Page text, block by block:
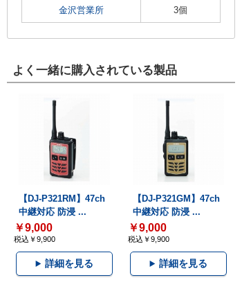
金沢営業所 3個
よく一緒に購入されている製品
【DJ-P321RM】47ch
中継対応 防浸 ...
￥9,000
税込￥9,900
詳細を見る
【DJ-P321GM】47ch
中継対応 防浸 ...
￥9,000
税込￥9,900
詳細を見る